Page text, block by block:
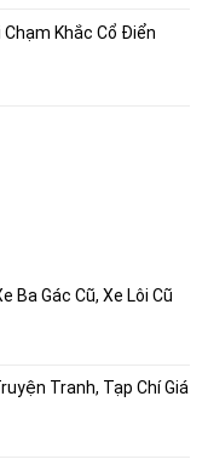
Khắc Cổ Điển
Ba Gác Cũ, Xe Lôi Cũ
Tranh, Tạp Chí Giá